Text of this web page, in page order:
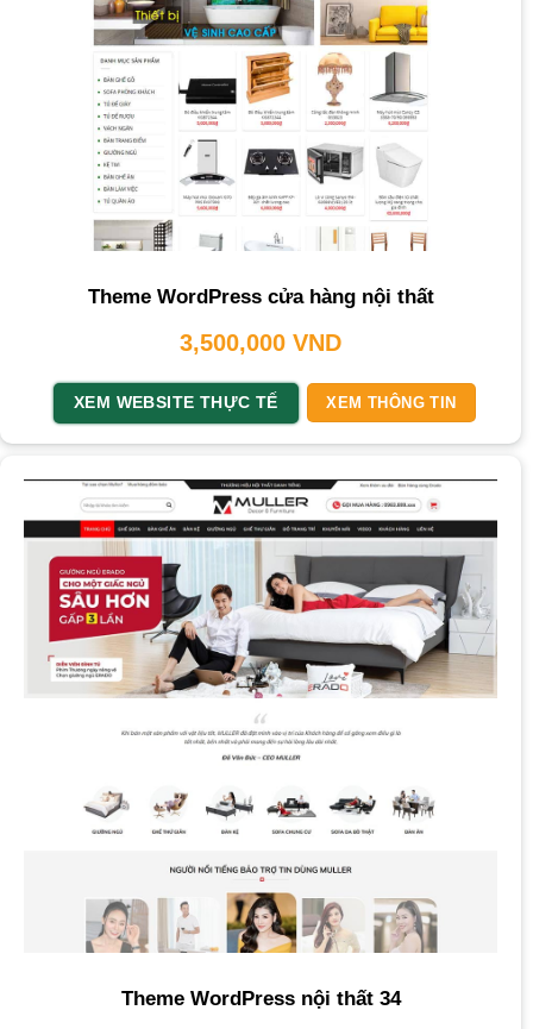
Theme WordPress cửa hàng nội thất
3,500,000 VND
XEM WEBSITE THỰC TẾ XEM THÔNG TIN
Theme WordPress nội thất 34